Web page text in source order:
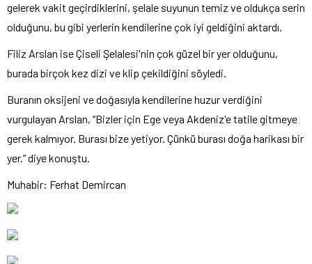
gelerek vakit geçirdiklerini, şelale suyunun temiz ve oldukça serin
olduğunu, bu gibi yerlerin kendilerine çok iyi geldiğini aktardı.
Filiz Arslan ise Çiseli Şelalesi'nin çok güzel bir yer olduğunu,
burada birçok kez dizi ve klip çekildiğini söyledi.
Buranın oksijeni ve doğasıyla kendilerine huzur verdiğini
vurgulayan Arslan, “Bizler için Ege veya Akdeniz'e tatile gitmeye
gerek kalmıyor. Burası bize yetiyor. Çünkü burası doğa harikası bir
yer.” diye konuştu.
Muhabir: Ferhat Demircan